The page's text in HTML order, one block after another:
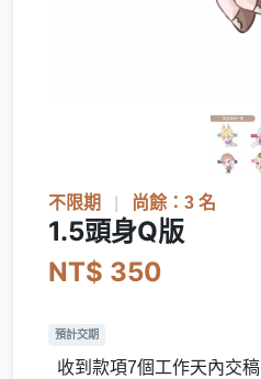
不限期 尚餘：3 名
1.5頭身Q版
NT$ 350
預計交期
收到款項7個工作天內交稿